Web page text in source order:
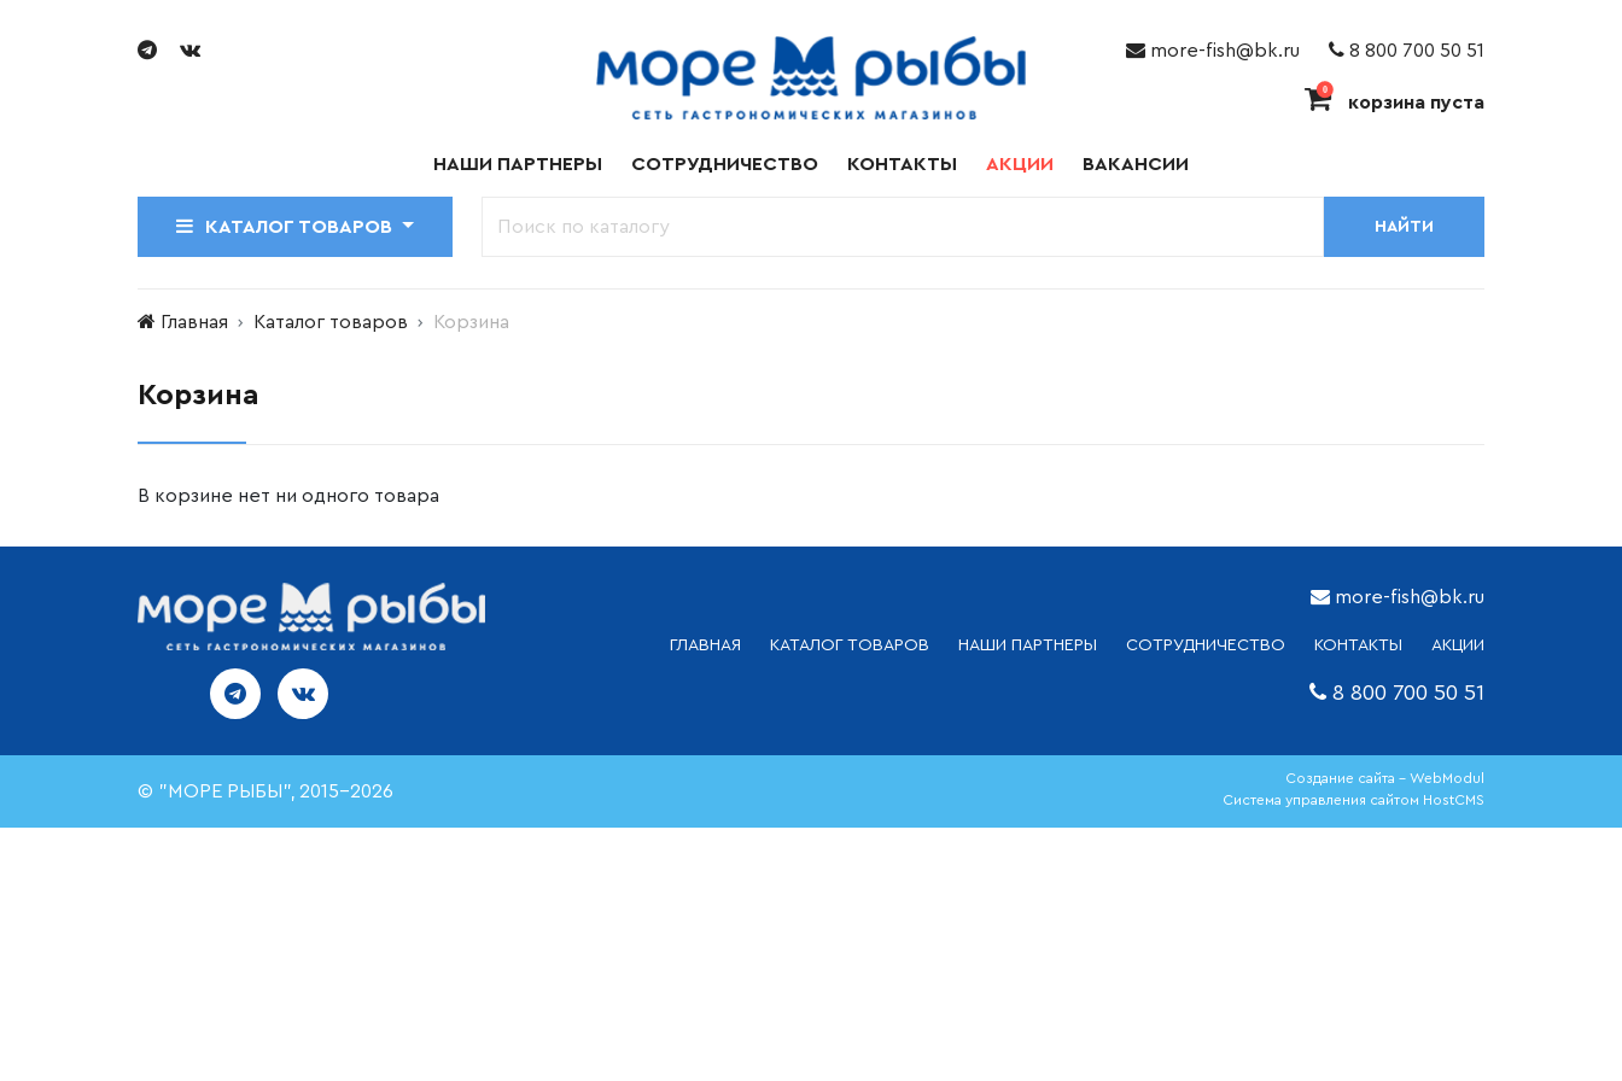
more-fish@bk.ru 8 800 700 50 51
0
корзина пуста
НАШИ ПАРТНЕРЫ СОТРУДНИЧЕСТВО КОНТАКТЫ АКЦИИ ВАКАНСИИ
КАТАЛОГ ТОВАРОВ НАЙТИ
Главная Каталог товаров Корзина
Корзина
В корзине нет ни одного товара
more-fish@bk.ru
ГЛАВНАЯ КАТАЛОГ ТОВАРОВ НАШИ ПАРТНЕРЫ СОТРУДНИЧЕСТВО КОНТАКТЫ АКЦИИ
8 800 700 50 51
© "МОРЕ РЫБЫ", 2015-2026
Создание сайта - WebModul
Система управления сайтом HostCMS